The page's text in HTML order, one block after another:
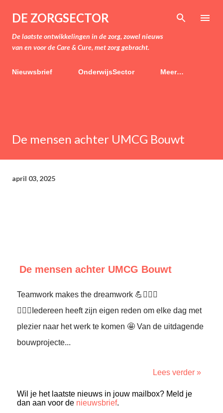
Doorgaan naar hoofdcontent
DE ZORGSECTOR
De laatste ontwikkelingen in de zorg, zowel nieuws
van en voor de Care & Cure, met zorg gebracht.
Nieuwsbrief OnderwijsSector Meer…
De mensen achter UMCG Bouwt
april 03, 2025
De mensen achter UMCG Bouwt
Teamwork makes the dreamwork 💪👷🏼‍♂️
👷🏻‍♀️Iedereen heeft zijn eigen reden om elke dag met
plezier naar het werk te komen 🤩 Van de uitdagende
bouwprojecte...
Lees verder »
Wil je het laatste nieuws in jouw mailbox? Meld je
dan aan voor de nieuwsbrief.